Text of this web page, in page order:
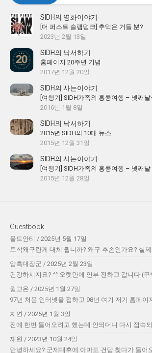
SIDH의 영화이야기
[더 퍼스트 슬램덩크] 추억은 거들 뿐?
2023년 2월 13일
SIDH의 낙서하기
홈페이지 20주년 기념
2017년 12월 20일
SIDH의 사는이야기
[여행기] SIDH가족의 홍콩여행 – 넷째
2016년 1월 8일
SIDH의 낙서하기
2015년 SIDH의 10대 뉴스
2015년 12월 31일
SIDH의 사는이야기
[여행기] SIDH가족의 홍콩여행 – 넷째
2015년 12월 28일
Guestbook
올드안티 / 2025년 5월 17일
토착왜구란게 대체 뭡니까? 왜구 후손인가요? 실제
암흑대장군 / 2025년 2월 23일
건강하시지요? ^^ 오랫만에 안부 전하고 갑니다 (꾸
윌고온 / 2025년 1월 27일
97년 처음 인터넷을 접하고 98년 여기 저기 홈페이
지연 / 2025년 1월 3일
전에 한번 들어오려고 했는데 안되더니 다시 접속되
재원 / 2023년 10월 24일
안녕하세요? 군제대후에 아마도 건담 찾다가 들어